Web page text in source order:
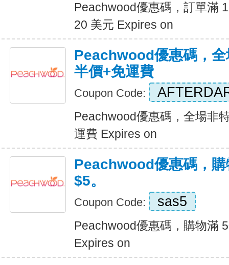
Peachwood優惠碼，訂單滿
20 美元 Expires on
Peachwood優惠碼，
半價+免運費
Coupon Code:
Peachwood優惠碼，全場非
運費 Expires on
Peachwood優惠碼，
$5。
Coupon Code: sas5
Peachwood優惠碼，購物滿
Expires on